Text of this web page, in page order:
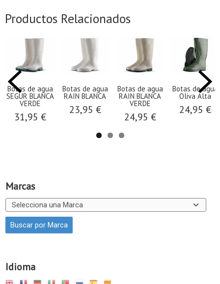
Marcas
Idioma
Productos Relacionados
Botas de agua
SEGUR BLANCA
VERDE
31,95 €
Botas de agua
RAIN BLANCA
23,95 €
Botas de agua
RAIN BLANCA
VERDE
24,95 €
Botas de agua
Oliva Alta
24,95 €